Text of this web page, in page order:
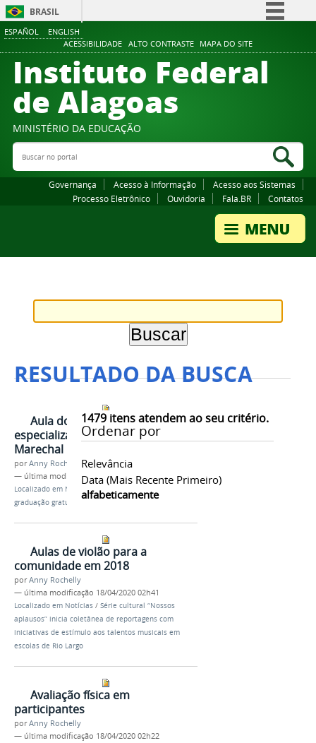
ESPAÑOL ENGLISH
ACESSIBILIDADE ALTO CONTRASTE MAPA DO SITE
BRASIL
Comunica BR
Participe
Canais
Instituto Federal
de Alagoas
MINISTÉRIO DA EDUCAÇÃO
Buscar no portal
Governança Acesso à Informação
Acesso aos Sistemas
Processo Eletrônico
Ouvidoria Fala.BR Contatos
RESULTADO DA BUSCA
1479itens atendem ao seu critério.
Ordenar por
Relevância
Data (mais Recente Primeiro)
alfabeticamente
Aula do curso de
especialização no campus
Marechal Deodoro
porAnny Rochelly
— última modificação18/04/2020 02h35
Localizado em Notícias /Ifal abre 40 vagas para pós-
graduação gratuita em Marechal Deodoro
Aulas de violão para a
comunidade em 2018
porAnny Rochelly
— última modificação 18/04/2020 02h41
Localizado em Notícias / Série cultural “Nossos
aplausos” inicia coletânea de reportagens com
iniciativas de estímulo aos talentos musicais em
escolas de Rio Largo
Avaliação física em
participantes
porAnny Rochelly
— última modificação 18/04/2020 02h22